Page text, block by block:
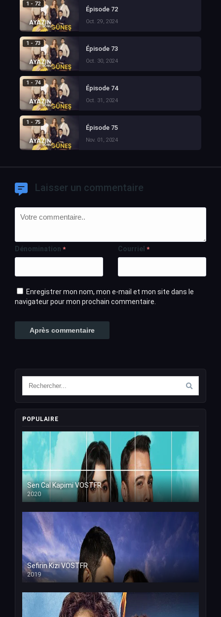
1 - 72
Épisode 72
Oct. 29, 2024
1 - 73
Épisode 73
Oct. 30, 2024
1 - 74
Épisode 74
Oct. 31, 2024
1 - 75
Épisode 75
Nov. 01, 2024
Laisser un commentaire
Dénomination * Courriel *
Enregistrer mon nom, mon e-mail et mon site dans le
navigateur pour mon prochain commentaire.
POPULAIRE
Sen Cal Kapimi VOSTFR
2020
Sefirin Kizi VOSTFR
2019